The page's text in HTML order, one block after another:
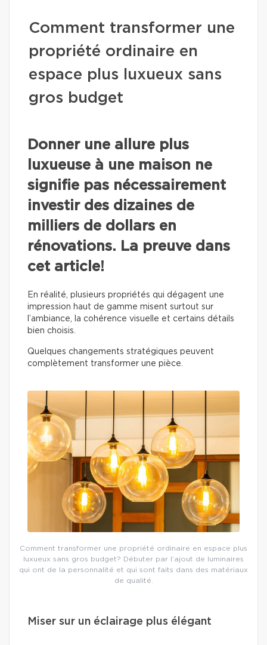
Comment transformer une
propriété ordinaire en
espace plus luxueux sans
gros budget
Donner une allure plus
luxueuse à une maison ne
signifie pas nécessairement
investir des dizaines de
milliers de dollars en
rénovations. La preuve dans
cet article!
En réalité, plusieurs propriétés qui dégagent une
impression haut de gamme misent surtout sur
l’ambiance, la cohérence visuelle et certains détails
bien choisis.
Quelques changements stratégiques peuvent
complètement transformer une pièce.
Comment transformer une propriété ordinaire en espace plus
luxueux sans gros budget? Débuter par l’ajout de luminaires
qui ont de la personnalité et qui sont faits dans des matériaux
de qualité.
Miser sur un éclairage plus élégant